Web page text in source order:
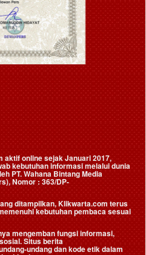
aktif online sejak Januari 2017,
kebutuhan informasi melalui dunia
PT. Wahana Bintang Media
, Nomor : 363/DP-
ditampilkan, Klikwarta.com terus
kebutuhan pembaca sesuai
mengemban fungsi informasi,
Situs berita
undang dan kode etik dalam